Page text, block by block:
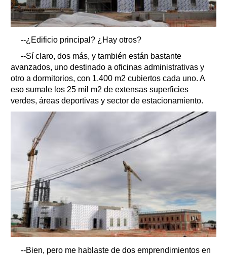
--¿Edificio principal? ¿Hay otros?
--Sí claro, dos más, y también están bastante
avanzados, uno destinado a oficinas administrativas y
otro a dormitorios, con 1.400 m2 cubiertos cada uno. A
eso sumale los 25 mil m2 de extensas superficies
verdes, áreas deportivas y sector de estacionamiento.
--Bien, pero me hablaste de dos emprendimientos en